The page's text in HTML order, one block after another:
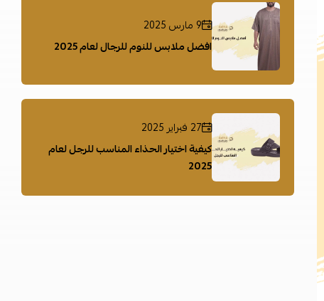
9 مارس 2025
افضل ملابس للنوم للرجال لعام 2025
27 فبراير 2025
كيفية اختيار الحذاء المناسب للرجل لعام
2025